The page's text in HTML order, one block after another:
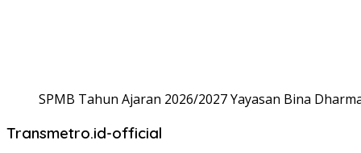
SPMB Tahun Ajaran 2026/2027 Yayasan Bina
Transmetro.id-official